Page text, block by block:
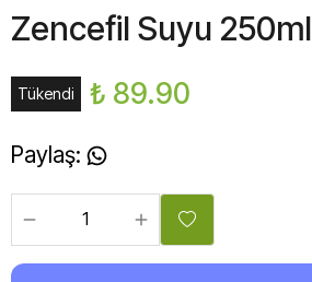
Zencefil Suyu 250ml
Tükendi ₺ 89.90
Paylaş: